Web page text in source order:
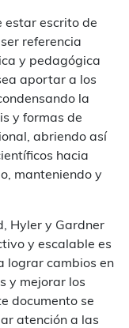
estar escrito de
referencia
y pedagógica
aportar a los
la
y formas de
abriendo así
hacia
manteniendo y
Hyler y Gardner
y escalable es
lograr cambios en
y mejorar los
documento se
atención a las